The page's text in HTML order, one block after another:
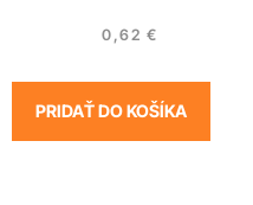
0,62 €
PRIDAŤ DO KOŠÍKA